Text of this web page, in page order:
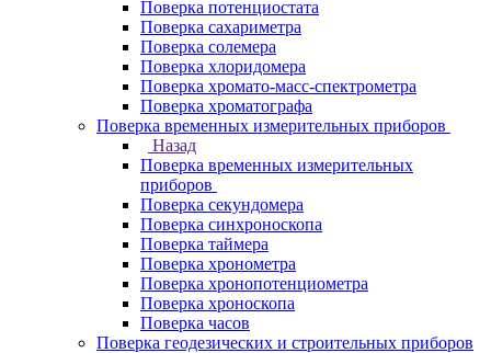
Поверка потенциостата
Поверка сахариметра
Поверка солемера
Поверка хлоридомера
Поверка хромато-масс-спектрометра
Поверка хроматографа
Поверка временных измерительных приборов
Назад
Поверка временных измерительных
приборов
Поверка секундомера
Поверка синхроноскопа
Поверка таймера
Поверка хронометра
Поверка хронопотенциометра
Поверка хроноскопа
Поверка часов
Поверка геодезических и строительных приборов